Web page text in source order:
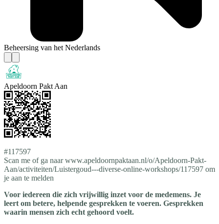
Beheersing van het Nederlands
Apeldoorn Pakt Aan
#117597
Scan me of ga naar www.apeldoornpaktaan.nl/o/Apeldoorn-Pakt-
Aan/activiteiten/Luistergoud---diverse-online-workshops/117597 om
je aan te melden
Voor iedereen die zich vrijwillig inzet voor de medemens. Je
leert om betere, helpende gesprekken te voeren. Gesprekken
waarin mensen zich echt gehoord voelt.